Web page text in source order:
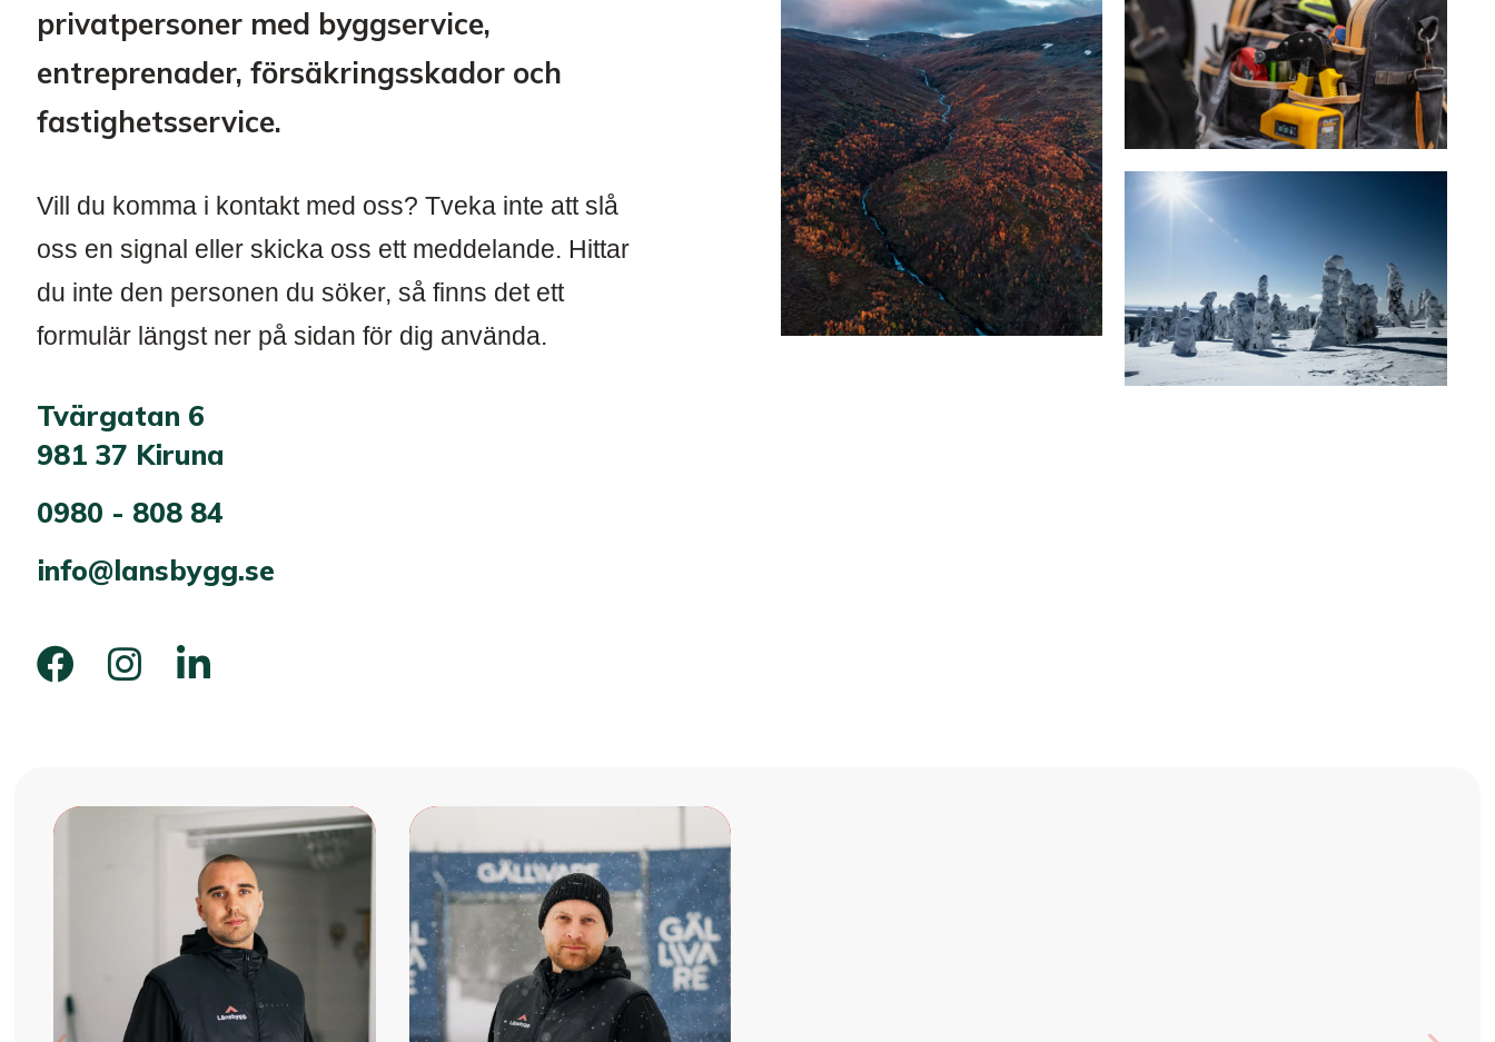
privatpersoner med byggservice,
entreprenader, försäkringsskador och
fastighetsservice.
Vill du komma i kontakt med oss? Tveka inte att slå
oss en signal eller skicka oss ett meddelande. Hittar
du inte den personen du söker, så finns det ett
formulär längst ner på sidan för dig använda.
Tvärgatan 6
981 37 Kiruna
0980 - 808 84
info@lansbygg.se